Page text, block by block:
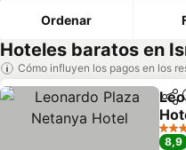
Ordenar
Hoteles baratos en
Cómo influyen los pagos en los
4
8,9